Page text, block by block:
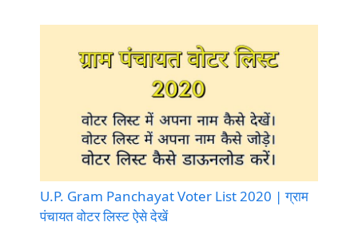
U.P. Gram Panchayat Voter List 2020 | ग्राम
पंचायत वोटर लिस्ट ऐसे देखें